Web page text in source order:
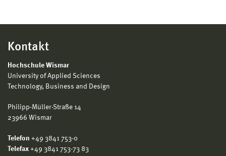
Kontakt
Hochschule Wismar
University of Applied Sciences
Technology, Business and Design
Philipp-Müller-Straße 14
23966 Wismar
Telefon +49 3841 753-0
Telefax +49 3841 753-73 83